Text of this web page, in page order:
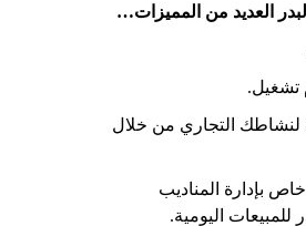
العديد من المميزات…
لنشاطك التجاري من خلال
بإدارة المناديب
للمبيعات اليومية.